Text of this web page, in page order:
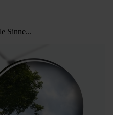
Sinne...